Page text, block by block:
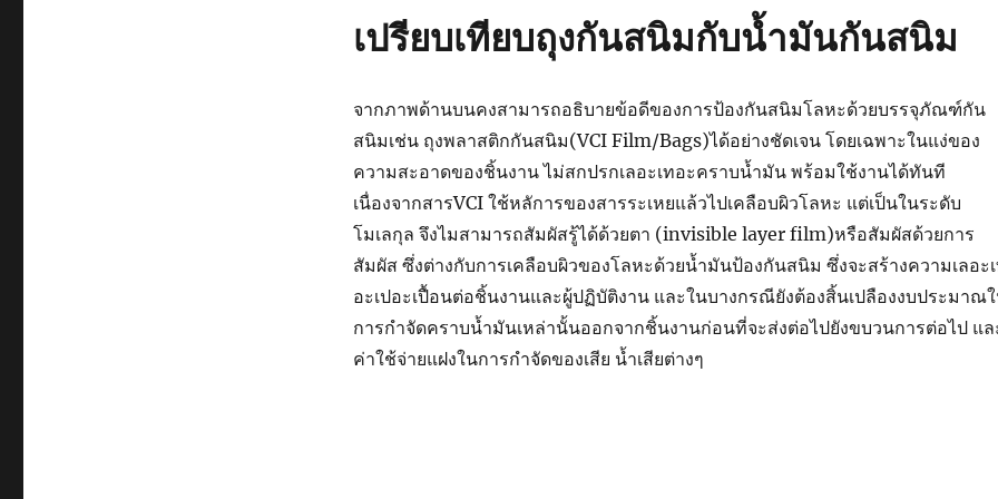
เปรียบเทียบถุงกันสนิมกับน้ำมันกันสนิม
จากภาพด้านบนคงสามารถอธิบายข้อดีของการป้องกันสนิมโลหะด้วยบรรจุภัณฑ์กัน
สนิมเช่น ถุงพลาสติกกันสนิม(VCI Film/Bags)ได้อย่างชัดเจน โดยเฉพาะในแง่ของ
ความสะอาดของชิ้นงาน ไม่สกปรกเลอะเทอะคราบน้ำมัน พร้อมใช้งานได้ทันที
เนื่องจากสารVCI ใช้หลัการของสารระเหยแล้วไปเคลือบผิวโลหะ แต่เป็นในระดับ
โมเลกุล จึงไมสามารถสัมผัสรู้ได้ด้วยตา (invisible layer film)หรือสัมผัสด้วยการ
สัมผัส ซึ่งต่างกับการเคลือบผิวของโลหะด้วยน้ำมันป้องกันสนิม ซึ่งจะสร้างความเลอะ
อะเปอะเปื้อนต่อชิ้นงานและผู้ปฏิบัติงาน และในบางกรณียังต้องสิ้นเปลืองงบประมาณ
การกำจัดคราบน้ำมันเหล่านั้นออกจากชิ้นงานก่อนที่จะส่งต่อไปยังขบวนการต่อไป แล
ค่าใช้จ่ายแฝงในการกำจัดของเสีย น้ำเสียต่างๆ